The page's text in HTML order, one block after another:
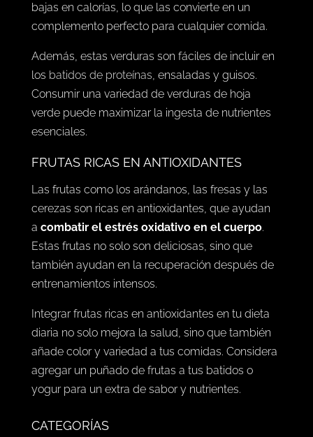
bajas en calorías, lo que las convierte en un
complemento perfecto para cualquier comida.
Además, estas verduras son fáciles de incluir en
los batidos de proteínas, ensaladas y guisos.
Consumir una variedad de verduras de hoja
verde puede maximizar la ingesta de nutrientes
esenciales.
FRUTAS RICAS EN ANTIOXIDANTES
Las frutas como los arándanos, las fresas y las
cerezas son ricas en antioxidantes, que ayudan
a combatir el estrés oxidativo en el cuerpo.
Estas frutas no solo son deliciosas, sino que
también ayudan en la recuperación después de
entrenamientos intensos.
Integrar frutas ricas en antioxidantes en tu dieta
diaria no solo mejora la salud, sino que también
añade color y variedad a tus comidas. Considera
agregar un puñado de frutas a tus batidos o
yogur para un extra de sabor y nutrientes.
CATEGORÍAS